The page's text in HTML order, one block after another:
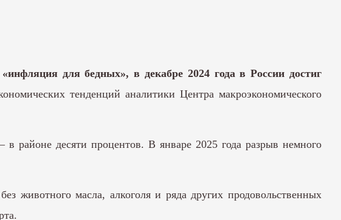
для бедных», в декабре 2024 года в России достиг
тенденций аналитики Центра макроэкономического
районе десяти процентов. В январе 2025 года разрыв немного
животного масла, алкоголя и ряда других продовольственных